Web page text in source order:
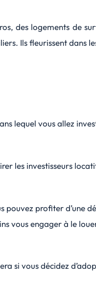
des logements de
Ils fleurissent dans
lequel vous allez
les investisseurs
pouvez profiter d’une
vous engager à le
si vous décidez